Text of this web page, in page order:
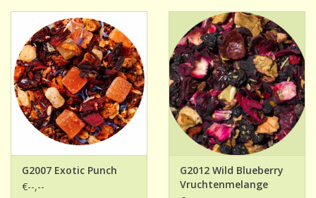
G2007 Exotic Punch
€--,--
G2012 Wild Blueberry
Vruchtenmelange